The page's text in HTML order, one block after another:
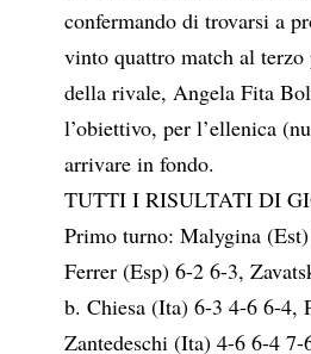
confermando di trovarsi a
vinto quattro match al
della rivale, Angela Fita
l’obiettivo, per l’ellenica
arrivare in fondo.
TUTTI I RISULTATI DI
Primo turno: Malygina
Ferrer (Esp) 6-2 6-3,
b. Chiesa (Ita) 6-3 4-6 6-4,
Zantedeschi (Ita) 4-6 6-4